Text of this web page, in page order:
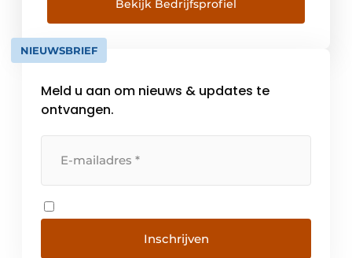
en optimaal functionerende technische
oplossingen in een installatie. Daardoor
voldoen systemen perfect aan de
verwachtingen. De productie en
Constante ontwikkeling, vernieuwing en […]
Bekijk Bedrijfsprofiel
NIEUWSBRIEF
Meld u aan om nieuws & updates te
ontvangen.
Inschrijven